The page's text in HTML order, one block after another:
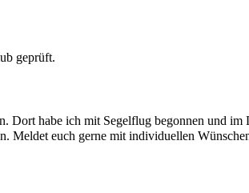
geprüft.
habe ich mit Segelflug begonnen und
euch gerne mit individuellen